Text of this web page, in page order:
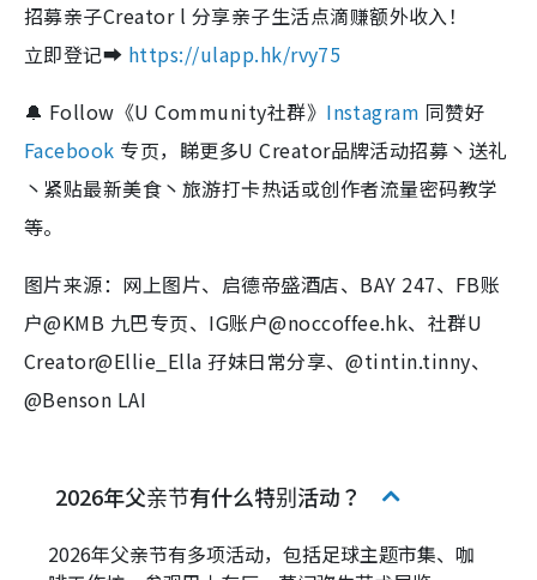
招募亲子Creator l 分享亲子生活点滴赚额外收入！
立即登记➡️ https://ulapp.hk/rvy75
🔔 Follow《U Community社群》 Instagram 同赞好
Facebook 专页，睇更多U Creator品牌活动招募丶送礼
丶紧贴最新美食丶旅游打卡热话或创作者流量密码教学
等。
图片来源：网上图片、启德帝盛酒店、BAY 247、FB账
户@KMB 九巴专页、IG账户@noccoffee.hk、社群U
Creator@Ellie_Ella 孖妹日常分享、@tintin.tinny、
@Benson LAI
2026年父亲节有什么特别活动？
2026年父亲节有多项活动，包括足球主题市集、咖